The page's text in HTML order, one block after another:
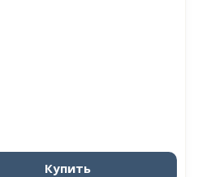
Купить